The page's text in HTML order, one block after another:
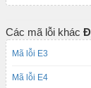
Các mã lỗi khác
Mã lỗi E3
Mã lỗi E4